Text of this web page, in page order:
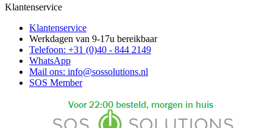
Klantenservice
Klantenservice
Werkdagen van 9-17u bereikbaar
Telefoon: +31 (0)40 - 844 2149
WhatsApp
Mail ons: info@sossolutions.nl
SOS Member